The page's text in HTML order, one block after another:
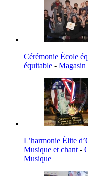
Cérémonie École
équitable - Magasin
L’harmonie Élite
Musique et chant-
Musique